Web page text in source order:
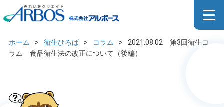
2021.08.02 第3回衛生コラ
ム 食品衛生法の改正につい
て（後編）
ホーム > 衛生ひろば > コラム >
2021.08.02 第3回衛生コ
ラム 食品衛生法の改正について（後編）